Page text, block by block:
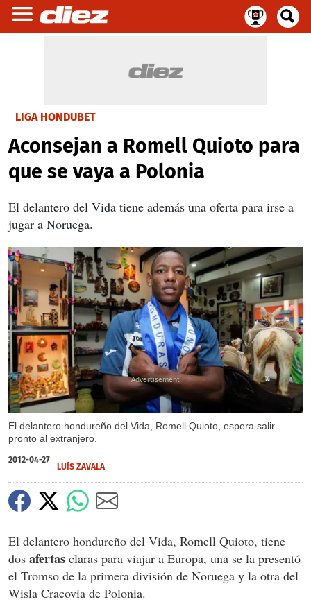
LIGA HONDUBET
Aconsejan a Romell Quioto para
que se vaya a Polonia
El delantero del Vida tiene además una oferta para irse a
jugar a Noruega.
El delantero hondureño del Vida, Romell Quioto, espera salir
pronto al extranjero.
X
2012-04-27
LUÍS ZAVALA
El delantero hondureño del Vida, Romell Quioto, tiene
dos afertas claras para viajar a Europa, una se la presentó
el Tromso de la primera división de Noruega y la otra del
Wisla Cracovia de Polonia.